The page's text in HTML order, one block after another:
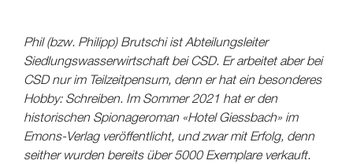
Phil (bzw. Philipp) Brutschi ist Abteilungsleiter
Siedlungswasserwirtschaft bei CSD. Er arbeitet aber bei
CSD nur im Teilzeitpensum, denn er hat ein besonderes
Hobby: Schreiben. Im Sommer 2021 hat er den
historischen Spionageroman «Hotel Giessbach» im
Emons-Verlag veröffentlicht, und zwar mit Erfolg, denn
seither wurden bereits über 5000 Exemplare verkauft.